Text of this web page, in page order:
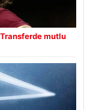
mutlu